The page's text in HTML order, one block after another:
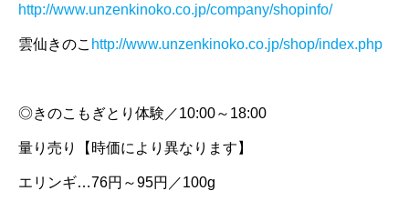
http://www.unzenkinoko.co.jp/company/shopinfo/
雲仙きのこ http://www.unzenkinoko.co.jp/shop/index.php
◎きのこもぎとり体験／10:00～18:00
量り売り【時価により異なります】
エリンギ…76円～95円／100g